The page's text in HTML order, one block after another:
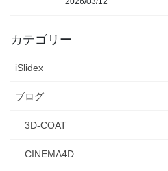
カテゴリー
iSlidex
ブログ
3D-COAT
CINEMA4D